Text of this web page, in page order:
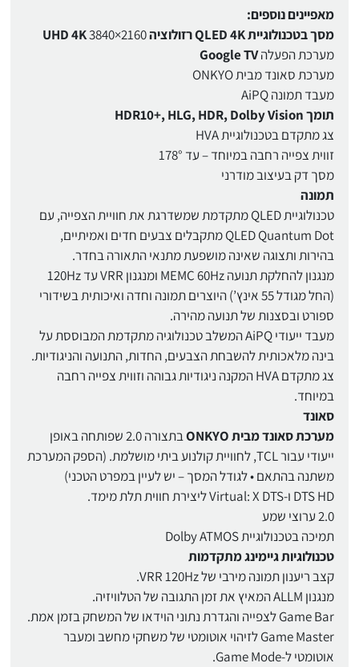
מאפיינים נוספים:
מסך בטכנולוגיית QLED 4K רזולוציה
2160×3840
UHD 4K
מערכת הפעלהGoogle TV
מערכת סאונד מבית ONKYO
מעבד תמונה AiPQ
תומך HDR10+, HLG, HDR, Dolby Vision
צג מתקדם בטכנולוגיית HVA
זווית צפייה רחבה במיוחד – עד 178°
מסך דק בעיצוב מודרני
תמונה
טכנולוגיית QLED מתקדמת שמשדרגת את חוויית הצפייה, עם
QLED Quantum Dot מתקבלים צבעים חדים ואמיתיים,
בהירות ותצוגה שאינה מושפעת מתנאי התאורה בחדר.
מנגנון להחלקת תנועה MEMC 60Hz ומנגנון VRR עד 120Hz
(החל מגודל 55 אינץ’) היוצרים תמונה וחדה ואיכותית בשידורי
ספורט ובסצנות של תנועה מהירה.
מעבד ייעודי AiPQ המשלב טכנולוגיה מתקדמת המבוססת על
בינה מלאכותית להשבחת הצבעים, החדות, התנועה והניגודיות.
צג מתקדם HVA המקנה ניגודיות גבוהה וזווית צפייה רחבה
במיוחד.
סאונד
מערכת סאונד מבית ONKYO
בתצורה 2.0 שפותחה באופן
ייעודי עבור TCL, לחוויית קולנוע ביתי מושלמת. (הספק המערכת
משתנה בהתאם • לגודל המסך – יש לעיין במפרט הטכני)
DTS HD ו-Virtual: X DTS ליצירת חווית תלת מימד.
2.0 ערוצי שמע
תמיכה בטכנולוגיית Dolby ATMOS
טכנולוגיות גיימינג מתקדמות
קצב ריענון תמונה מירבי של VRR 120Hz.
מנגנון ALLM המאיץ את זמן התגובה של הטלוויזיה.
Game Bar לצפייה והגדרת נתוני הוידאו של המשחק בזמן אמת.
Game Master לזיהוי אוטומטי של משחקי מחשב ומעבר
אוטומטי ל-Game Mode.